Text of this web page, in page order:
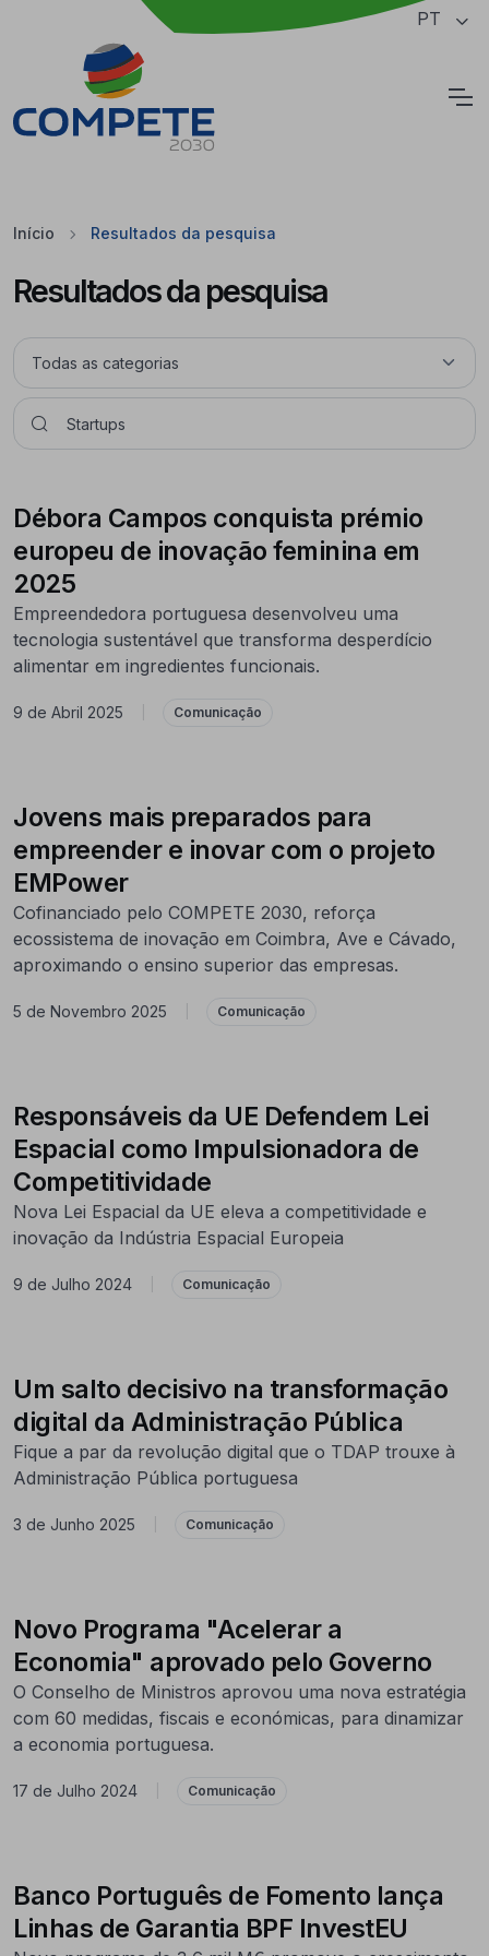
Saltar para o conteúdo principal da página PT
Início Resultados da pesquisa
Resultados da pesquisa
Débora Campos conquista prémio
europeu de inovação feminina em
2025
Empreendedora portuguesa desenvolveu uma
tecnologia sustentável que transforma desperdício
alimentar em ingredientes funcionais.
9 de Abril 2025 Comunicação
Jovens mais preparados para
empreender e inovar com o projeto
EMPower
Cofinanciado pelo COMPETE 2030, reforça
ecossistema de inovação em Coimbra, Ave e Cávado,
aproximando o ensino superior das empresas.
5 de Novembro 2025 Comunicação
Responsáveis da UE Defendem Lei
Espacial como Impulsionadora de
Competitividade
Nova Lei Espacial da UE eleva a competitividade e
inovação da Indústria Espacial Europeia
9 de Julho 2024 Comunicação
Um salto decisivo na transformação
digital da Administração Pública
Fique a par da revolução digital que o TDAP trouxe à
Administração Pública portuguesa
3 de Junho 2025 Comunicação
Novo Programa "Acelerar a
Economia" aprovado pelo Governo
O Conselho de Ministros aprovou uma nova estratégia
com 60 medidas, fiscais e económicas, para dinamizar
a economia portuguesa.
17 de Julho 2024 Comunicação
Banco Português de Fomento lança
Linhas de Garantia BPF InvestEU